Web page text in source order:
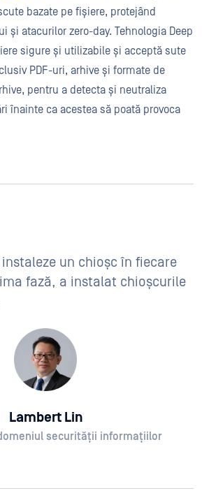
bazate pe fișiere, protejând
și atacurilor zero-day. Tehnologia Deep
sigure și utilizabile și acceptă sute
PDF-uri, arhive și formate de
pentru a detecta și neutraliza
înainte ca acestea să poată provoca
un chioșc în fiecare
fază, a instalat chioșcurile
Lambert Lin
securității informațiilor